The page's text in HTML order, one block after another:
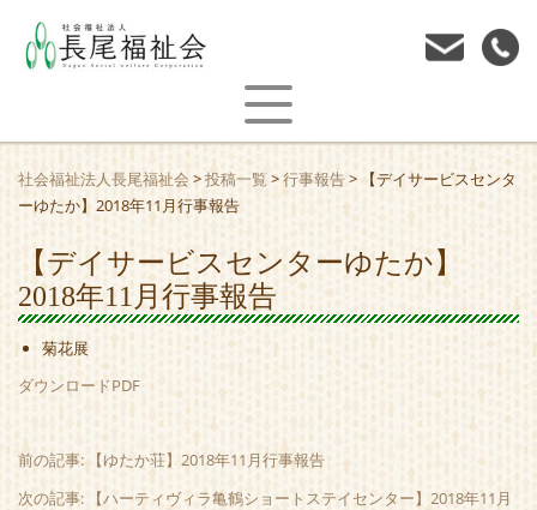
社会福祉法人長尾福祉会 >投稿一覧 >行事報告>【デイサービスセンタ
ーゆたか】2018年11月行事報告
【デイサービスセンターゆたか】
2018年11月行事報告
菊花展
ダウンロードPDF
前の記事: 【ゆたか荘】2018年11月行事報告
次の記事: 【ハーティヴィラ亀鶴ショートステイセンター】2018年11月